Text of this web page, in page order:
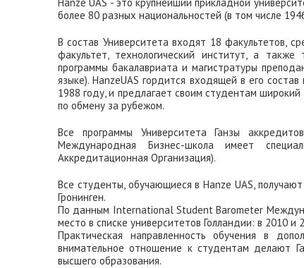
более 80 разных национальностей (в том числе
В состав Университета входят 18 факультетов,
факультет, технологический институт, а
программы бакалавриата и магистратуры
языке). HanzeUAS гордится входящей в его
1988 году, и предлагает своим студентам
по обмену за рубежом.
Все программы Университета Ганзы
Международная Бизнес-школа имеет
Аккредитационная Организация).
Все студенты, обучающиеся в Hanze UAS,
Гронинген.
По данным International Student Barometer
место в списке университетов Голландии: в 2010 и
Практическая направленность обучения в
внимательное отношение к студентам делают
высшего образования.